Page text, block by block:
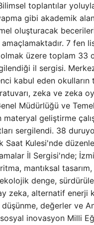
toplantılar
gibi akademik
oluşturacak
7 fen
üzere toplam 33
il sergisi.
kabul eden okulların
zeka ve zeka
Müdürlüğü ve
materyal geliştirme
sergilendi. 38
Saat Kulesi'nde
İl Sergisi'nde;
mantıksal
denge,
zeka, alternatif enerji
düşünme, değerler ve
inovasyon Milli